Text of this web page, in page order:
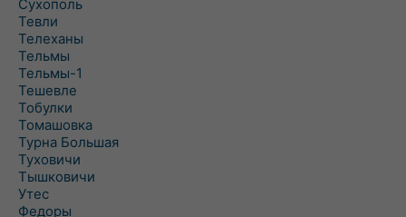
Сухополь
Тевли
Телеханы
Тельмы
Тельмы-1
Тешевле
Тобулки
Томашовка
Турна Большая
Туховичи
Тышковичи
Утес
Федоры